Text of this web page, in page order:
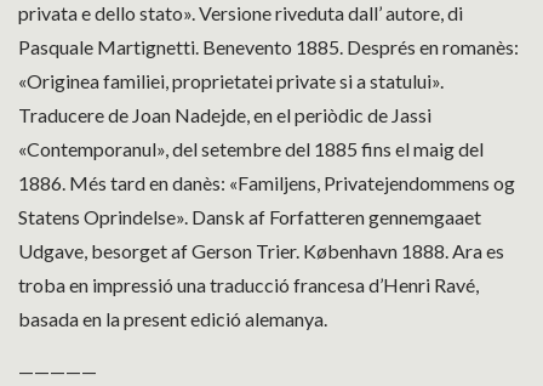
privata e dello stato». Versione riveduta dall’ autore, di
Pasquale Martignetti. Benevento 1885. Després en romanès:
«Originea familiei, proprietatei private si a statului».
Traducere de Joan Nadejde, en el periòdic de Jassi
«Contemporanul», del setembre del 1885 fins el maig del
1886. Més tard en danès: «Familjens, Privatejendommens og
Statens Oprindelse». Dansk af Forfatteren gennemgaaet
Udgave, besorget af Gerson Trier. København 1888. Ara es
troba en impressió una traducció francesa d’Henri Ravé,
basada en la present edició alemanya.
—————